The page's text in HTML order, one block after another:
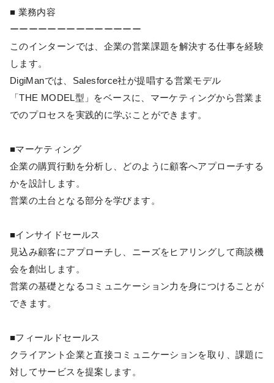
■ 業務内容
ーーーーーーーーーーーーーー
このインターンでは、企業の営業課題を解決する仕事を経験
します。
DigiManでは、Salesforce社が提唱する営業モデル
「THE MODEL型」をベースに、マーケティングから営業ま
でのプロセスを実践的に学ぶことができます。
■マーケティング
企業の購買行動を分析し、どのように顧客へアプローチする
かを設計します。
営業の土台となる部分を学びます。
■インサイドセールス
見込み顧客にアプローチし、ニーズをヒアリングして商談機
会を創出します。
営業の基礎となるコミュニケーション力を身につけることが
できます。
■フィールドセールス
クライアント企業と直接コミュニケーションを取り、課題に
対してサービスを提案します。